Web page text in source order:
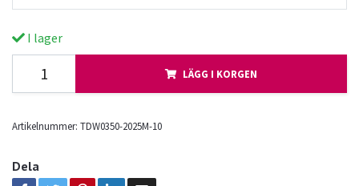
I lager
LÄGG I KORGEN
Artikelnummer: TDW0350-2025M-10
Dela